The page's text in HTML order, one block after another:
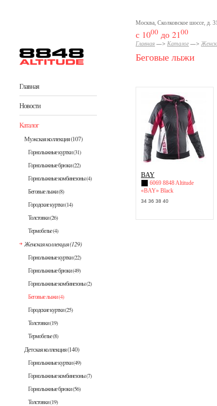
Главная
Новости
Каталог
Мужская коллекция(107)
Горнолыжные куртки(31)
Горнолыжные брюки(22)
Горнолыжные комбинезоны(4)
Беговые лыжи(8)
Городские куртки(14)
Толстовки(26)
Термобелье(4)
Женская коллекция(129)
Горнолыжные куртки(22)
Горнолыжные брюки(49)
Горнолыжные комбинезоны(2)
Беговые лыжи(4)
Городские куртки(25)
Толстовки(19)
Термобелье(8)
Детская коллекция(140)
Горнолыжные куртки(49)
Горнолыжные комбинезоны(7)
Горнолыжные брюки(56)
Толстовки(19)
Москва, Сколковское шоссе, д.
с 1000 до 2100
Главная —> Каталог —>
Беговые лыжи
BAY
6069 8848 Altitude
«BAY» Black
34 36 38 40